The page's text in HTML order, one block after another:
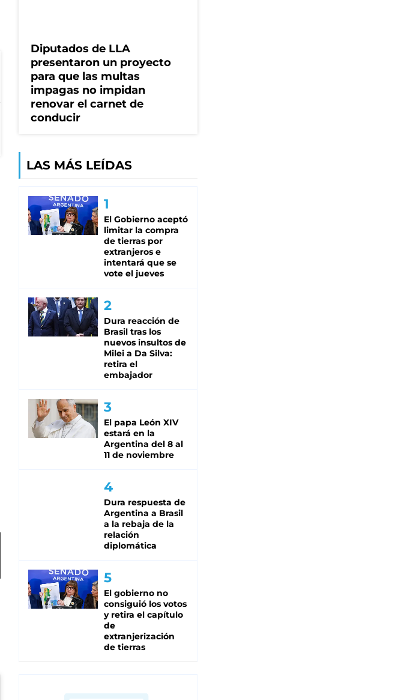
Diputados de LLA
presentaron un proyecto
para que las multas
impagas no impidan
renovar el carnet de
conducir
LAS MÁS LEÍDAS
El Gobierno aceptó
limitar la compra
de tierras por
extranjeros e
intentará que se
vote el jueves
Dura reacción de
Brasil tras los
nuevos insultos de
Milei a Da Silva:
retira el
embajador
El papa León XIV
estará en la
Argentina del 8 al
11 de noviembre
Dura respuesta de
Argentina a Brasil
a la rebaja de la
relación
diplomática
El gobierno no
consiguió los votos
y retira el capítulo
de
extranjerización
de tierras